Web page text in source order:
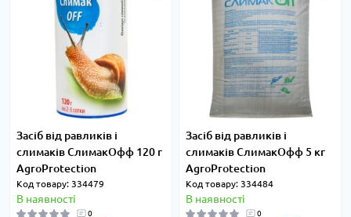
Засіб від равликів і
слимаків СлимакОфф 120 г
AgroProtection
Код товару: 334479
В наявності
0
Засіб від равликів і
слимаків СлимакОфф 5 кг
AgroProtection
Код товару: 334484
В наявності
0